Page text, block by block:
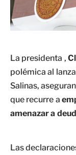
La presidenta ,
polémica al
Salinas,
que recurre a
amenazar a
Las